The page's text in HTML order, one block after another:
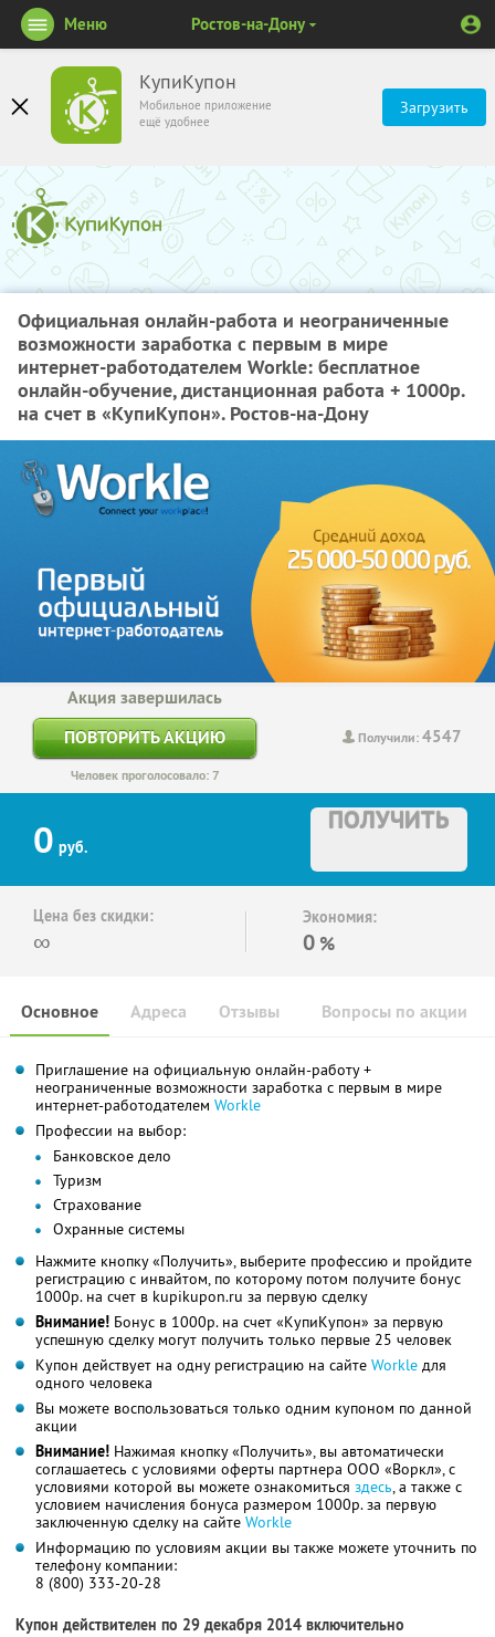
КупиКупон
Мобильное приложение
ещё удобнее
Загрузить
Меню Ростов-на-Дону
Официальная онлайн-работа и неограниченные
возможности заработка с первым в мире
интернет-работодателем Workle: бесплатное
онлайн-обучение, дистанционная работа + 1000р.
на счет в «КупиКупон». Ростов-на-Дону
Получили:4547
Акция завершилась
ПОВТОРИТЬ АКЦИЮ
Человек проголосовало: 7
0 руб.
ПОЛУЧИТЬ
Цена без скидки:
∞
Экономия:
0 %
Основное Отзывы Вопросы по акции
Адреса
Приглашение на официальную онлайн-работу +
неограниченные возможности заработка с первым в мире
интернет-работодателем Workle
Профессии на выбор:
Банковское дело
Туризм
Страхование
Охранные системы
Нажмите кнопку «Получить», выберите профессию и пройдите
регистрацию с инвайтом, по которому потом получите бонус
1000р. на счет в kupikupon.ru за первую сделку
Внимание! Бонус в 1000р. на счет «КупиКупон» за первую
успешную сделку могут получить только первые 25 человек
Купон действует на одну регистрацию на сайте Workle для
одного человека
Вы можете воспользоваться только одним купоном по данной
акции
Внимание! Нажимая кнопку «Получить», вы автоматически
соглашаетесь с условиями оферты партнера ООО «Воркл», с
условиями которой вы можете ознакомиться здесь, а также с
условием начисления бонуса размером 1000р. за первую
заключенную сделку на сайте Workle
Информацию по условиям акции вы также можете уточнить по
телефону компании:
8 (800) 333-20-28
Купон действителен по 29 декабря 2014 включительно